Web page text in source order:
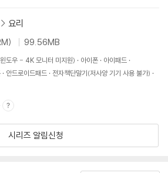
> 요리
99.56MB
도우 - 4K 모니터 미지원) 아이폰
아이패드
안드로이드패드
전자책단말기(저사양 기기 사용 불가)
시리즈 알림신청